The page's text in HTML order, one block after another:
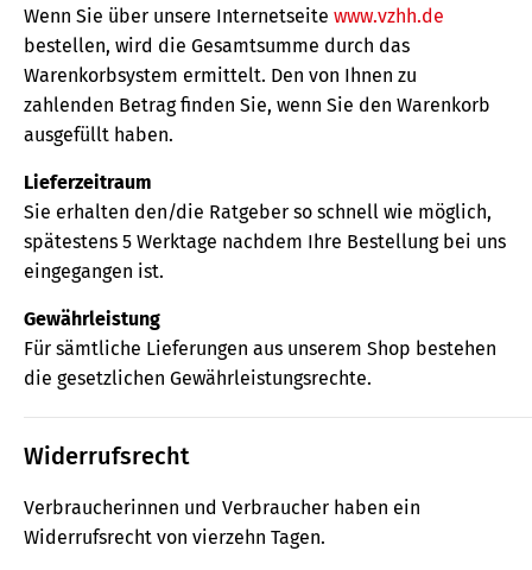
Wenn Sie über unsere Internetseite www.vzhh.de
bestellen, wird die Gesamtsumme durch das
Warenkorbsystem ermittelt. Den von Ihnen zu
zahlenden Betrag finden Sie, wenn Sie den Warenkorb
ausgefüllt haben.
Lieferzeitraum
Sie erhalten den/die Ratgeber so schnell wie möglich,
spätestens 5 Werktage nachdem Ihre Bestellung bei uns
eingegangen ist.
Gewährleistung
Für sämtliche Lieferungen aus unserem Shop bestehen
die gesetzlichen Gewährleistungsrechte.
Widerrufsrecht
Verbraucherinnen und Verbraucher haben ein
Widerrufsrecht von vierzehn Tagen.